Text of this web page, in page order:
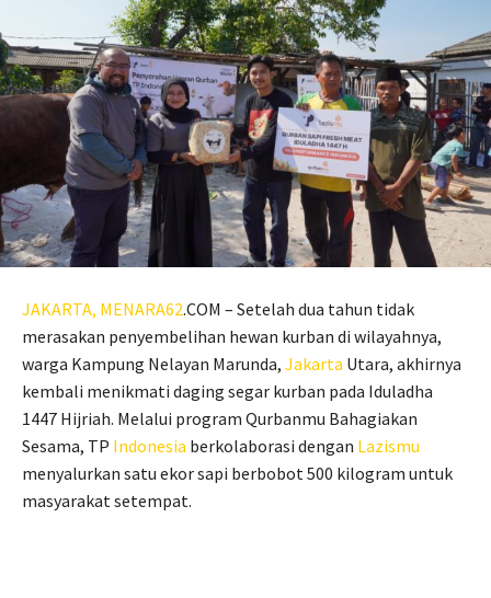
JAKARTA, MENARA62.COM – Setelah dua tahun tidak
merasakan penyembelihan hewan kurban di wilayahnya,
warga Kampung Nelayan Marunda, Jakarta Utara, akhirnya
kembali menikmati daging segar kurban pada Iduladha
1447 Hijriah. Melalui program Qurbanmu Bahagiakan
Sesama, TP Indonesia berkolaborasi dengan Lazismu
menyalurkan satu ekor sapi berbobot 500 kilogram untuk
masyarakat setempat.